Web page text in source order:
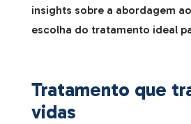
insights sobre a abordagem
escolha do tratamento ideal
Tratamento que
vidas